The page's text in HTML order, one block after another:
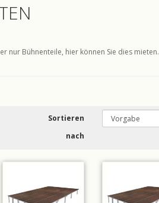
nur Bühnenteile, hier können Sie dies mieten.
Sortieren
nach